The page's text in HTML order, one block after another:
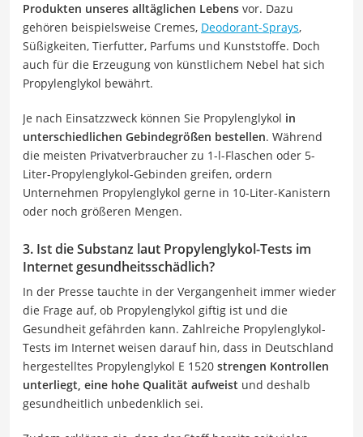
Produkten unseres alltäglichen Lebens vor. Dazu
gehören beispielsweise Cremes, Deodorant-Sprays,
Süßigkeiten, Tierfutter, Parfums und Kunststoffe. Doch
auch für die Erzeugung von künstlichem Nebel hat sich
Propylenglykol bewährt.
Je nach Einsatzzweck können Sie Propylenglykol in
unterschiedlichen Gebindegrößen bestellen. Während
die meisten Privatverbraucher zu 1-l-Flaschen oder 5-
Liter-Propylenglykol-Gebinden greifen, ordern
Unternehmen Propylenglykol gerne in 10-Liter-Kanistern
oder noch größeren Mengen.
3. Ist die Substanz laut Propylenglykol-Tests im
Internet gesundheitsschädlich?
In der Presse tauchte in der Vergangenheit immer wieder
die Frage auf, ob Propylenglykol giftig ist und die
Gesundheit gefährden kann. Zahlreiche Propylenglykol-
Tests im Internet weisen darauf hin, dass in Deutschland
hergestelltes Propylenglykol E 1520 strengen Kontrollen
unterliegt, eine hohe Qualität aufweist und deshalb
gesundheitlich unbedenklich sei.